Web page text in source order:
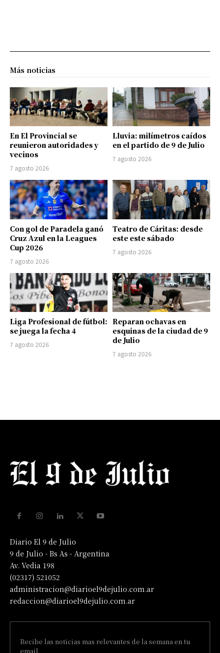
Más noticias
En El Provincial se
reunieron autoridades y
vecinos
7 agosto 2026
Lluvia: milímetros caídos
en el partido de 9 de Julio
7 agosto 2026
Con gol de Paradela ganó
Cruz Azul en la Leagues
Cup 2026
7 agosto 2026
Teatro de Cáritas: desde
este este sábado
7 agosto 2026
Liga Profesional de fútbol:
se juega la fecha 4
7 agosto 2026
Reparan ochavas en
esquinas de la ciudad de 9
de Julio
7 agosto 2026
Diario El 9 de Julio
9 de Julio - Bs As - Argentina
Av. Vedia 198
(02317) 521052
administracion@diarioel9dejulio.com.ar
redaccion@diarioel9dejulio.com.ar
Recibe las noticias mas relevantes de la semana en tu
email.